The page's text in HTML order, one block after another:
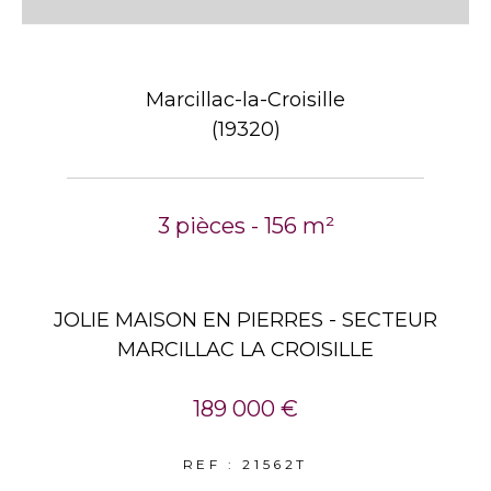
Marcillac-la-Croisille
(19320)
3 pièces - 156 m²
JOLIE MAISON EN PIERRES - SECTEUR
MARCILLAC LA CROISILLE
189 000 €
REF : 21562T